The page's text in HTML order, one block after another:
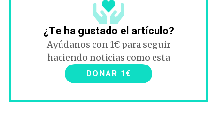
¿Te ha gustado el artículo?
Ayúdanos con 1€ para seguir
haciendo noticias como esta
DONAR 1€